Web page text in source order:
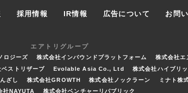
採用情報 IR情報 広告について お問
エアトリグループ
ロジーズ 株式会社インバウンドプラットフォーム
株式会社エ
ベストリザーブ Evolable Asia Co., Ltd
株式会社ハイブリ
ざし 株式会社GROWTH 株式会社ノックラーン ミナト株
社NAYUTA
株式会社ベンチャーリパブリック